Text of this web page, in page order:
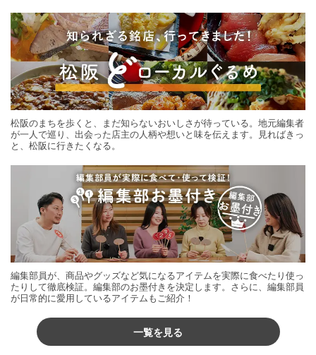
松阪のまちを歩くと、まだ知らないおいしさが待っている。地元編集者
が一人で巡り、出会った店主の人柄や想いと味を伝えます。見ればきっ
と、松阪に行きたくなる。
編集部員が、商品やグッズなど気になるアイテムを実際に食べたり使っ
たりして徹底検証。編集部のお墨付きを決定します。さらに、編集部員
が日常的に愛用しているアイテムもご紹介！
一覧を見る